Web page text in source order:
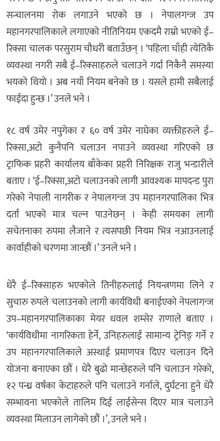
सन्चालनमा रोक लगाउने भएको छ । नेपालगन्ज उप
महानगरपालिकाले लगाएको नीतिनियम एकदमै राम्रो भएको ई–
रिक्सा चालक परसुराम चौधरी बताउँछन् । ‘पहिला चाँही त्येतिकै
व्यवस्था नगरी सबै ई–रिक्साहरुले चलाउने गर्दा निकैनै समस्या
भयको थियो । अब नयाँ नियम बनेको छ । यसले हामी सबैलाई
फाईदा हुन्छ ।’ उनले भने ।
१८ वर्ष उमेर नपुगेका र ६० वर्ष उमेर नाघेका व्यक्तीहरुले ई–
रिक्सा,अटो कुनैपनि चलाउन नपाउने व्यवस्था गरिएको छ
ट्राफिक प्रहरी कार्यालय बाँकेका प्रहरी निरिक्षक राजु भन्डारीले
बताए । ‘ई–रिक्सा,अटो चलाउनको लागी आवश्यक मापदन्ड पुरा
गरेको नेपाली नागरीक र नेपालगन्ज उप महानगरपालिका भित्र
दर्ता भएको मात्र चल्न पाउनेछन् । केही समयका लागी
सचेतनाका रुपमा लैजाने र त्यसपछी नियम भित्र नआउनलाई
कार्वाहीको चरणमा जान्छौं ।’ उनले भने ।
धेरै ई–रिक्साहरु भएकोले तिनीहरुलाई नियन्त्रणमा लिने र
सुचारु रुपले चलाउनको लागी कार्यविधी बनाईएको नेपलागन्ज
उप–महानगरपालिकाका मेयर धवल शम्सेर राणाले बताए ।
‘कार्यविधीमा नागरिकता हेर्ने, उनिहरुलाई सामान्य ट्रेनिङ् गर्ने र
उप महानगरपालिकाले अस्थाई प्रमाणपत्र दिएर चलाउन दिने
योजना बनाएका छौं । धेरै बुढो मान्छेहरुले पनि चलाउन गरेको,
१२ पन्ध्र वर्षका केटाहरुले पनि चलाउने गर्नाले, दुर्घटना हुने धेरै
सम्भावना भएकोले तालिम दिई लाईसेन्स दिएर मात्र चलाउने
व्यवस्था मिलाउन लागेको छौं ।’, उनले भने ।